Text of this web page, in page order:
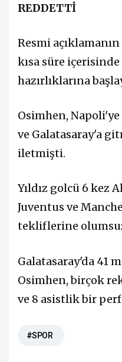
REDDETTİ
Resmi
kısa süre
hazırlıklarına
Osimhen,
ve Galatasaray'a
iletmişti.
Yıldız golcü 6 kez
Juventus ve
tekliflerine
Galatasaray'da 41
Osimhen, birçok
ve 8 asistlik bir
#SPOR